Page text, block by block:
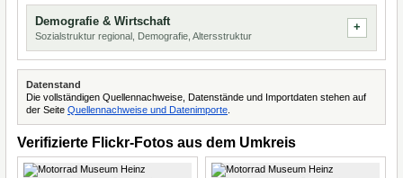
Demografie & Wirtschaft
Sozialstruktur regional, Demografie, Altersstruktur
Datenstand
Die vollständigen Quellennachweise, Datenstände und Importdaten stehen auf
der Seite Quellennachweise und Datenimporte
Verifizierte Flickr-Fotos aus dem Umkreis